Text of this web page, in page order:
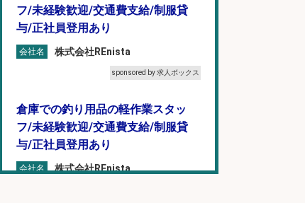
フ/未経験歓迎/交通費支給/制服貸
与/正社員登用あり
会社名 株式会社REnista
sponsored by 求人ボックス
倉庫での釣り用品の軽作業スタッ
フ/未経験歓迎/交通費支給/制服貸
与/正社員登用あり
会社名 株式会社REnista